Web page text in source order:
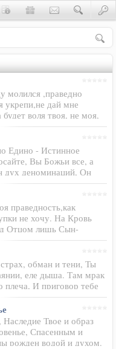
,праведно
укрепи,не дай мне
воля твоя, не моя,
людей на себя
Едино - Истинное
Вы Божьи все, а
дух деноминаций, Он
К чему словами Бога
праведность,как
не хочу. На Кровь
Отцом лишь Сын-
Божий Он Кровию
обман и тени, Ты
еле дыша. Там мрак
И приговор тебе
ты идешь. И сил уж
Твое и образ
Спасенным и
рожден водой и духом.